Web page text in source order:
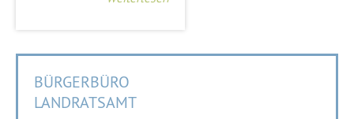
BÜRGERBÜRO
LANDRATSAMT